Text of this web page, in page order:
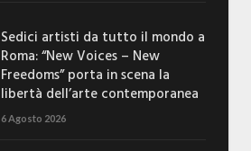
Sedici artisti da tutto il mondo a
Roma: “New Voices – New
Freedoms” porta in scena la
libertà dell’arte contemporanea
6 Agosto 2026